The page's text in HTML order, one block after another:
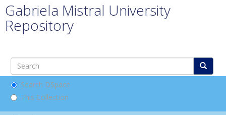
Gabriela Mistral University
Repository
Search DSpace
This Collection